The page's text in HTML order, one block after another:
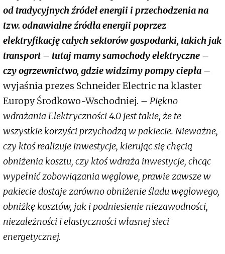
od tradycyjnych źródeł energii i przechodzenia na
tzw. odnawialne źródła energii poprzez
elektryfikację całych sektorów gospodarki, takich jak
transport – tutaj mamy samochody elektryczne –
czy ogrzewnictwo, gdzie widzimy pompy ciepła –
wyjaśnia prezes Schneider Electric na klaster
Europy Środkowo-Wschodniej. – Piękno
wdrażania Elektryczności 4.0 jest takie, że te
wszystkie korzyści przychodzą w pakiecie. Nieważne,
czy ktoś realizuje inwestycje, kierując się chęcią
obniżenia kosztu, czy ktoś wdraża inwestycje, chcąc
wypełnić zobowiązania węglowe, prawie zawsze w
pakiecie dostaje zarówno obniżenie śladu węglowego,
obniżkę kosztów, jak i podniesienie niezawodności,
niezależności i elastyczności własnej sieci
energetycznej.